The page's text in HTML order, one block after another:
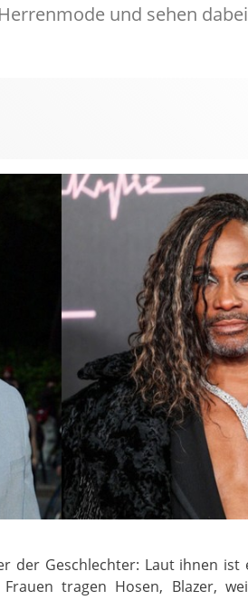
und sehen
der Geschlechter: Laut ihnen
tragen Hosen, Blazer,